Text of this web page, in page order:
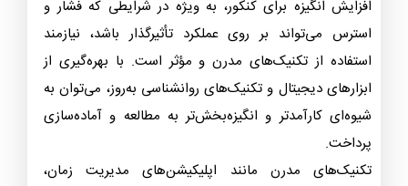
افزایش انگیزه برای کنکور، به ویژه در شرایطی که فشار و
استرس می‌تواند بر روی عملکرد تأثیرگذار باشد، نیازمند
استفاده از تکنیک‌های مدرن و مؤثر است. با بهره‌گیری از
ابزارهای دیجیتال و تکنیک‌های روانشناسی به‌روز، می‌توان به
شیوه‌ای کارآمدتر و انگیزه‌بخش‌تر به مطالعه و آماده‌سازی
پرداخت.
تکنیک‌های مدرن مانند اپلیکیشن‌های مدیریت زمان،